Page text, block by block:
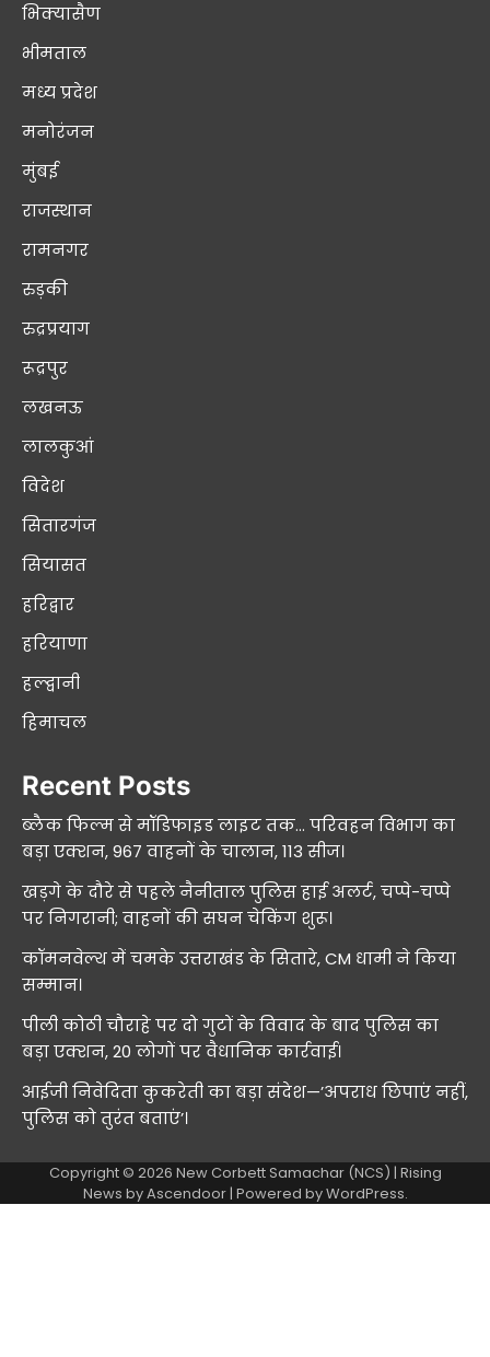
भिक्यासैण
भीमताल
मध्य प्रदेश
मनोरंजन
मुंबई
राजस्थान
रामनगर
रुड़की
रुद्रप्रयाग
रूद्रपुर
लखनऊ
लालकुआं
विदेश
सितारगंज
सियासत
हरिद्वार
हरियाणा
हल्द्वानी
हिमाचल
Recent Posts
ब्लैक फिल्म से मॉडिफाइड लाइट तक… परिवहन विभाग का
बड़ा एक्शन, 967 वाहनों के चालान, 113 सीज।
खड़गे के दौरे से पहले नैनीताल पुलिस हाई अलर्ट, चप्पे-चप्पे
पर निगरानी; वाहनों की सघन चेकिंग शुरू।
कॉमनवेल्थ में चमके उत्तराखंड के सितारे, CM धामी ने किया
सम्मान।
पीली कोठी चौराहे पर दो गुटों के विवाद के बाद पुलिस का
बड़ा एक्शन, 20 लोगों पर वैधानिक कार्रवाई।
आईजी निवेदिता कुकरेती का बड़ा संदेश—’अपराध छिपाएं नहीं,
पुलिस को तुरंत बताएं’।
Copyright © 2026 New Corbett Samachar (NCS) | Rising
News byAscendoor| Powered byWordPress.